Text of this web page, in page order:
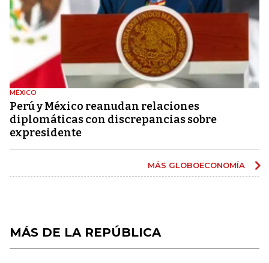
MÉXICO
Perú y México reanudan relaciones
diplomáticas con discrepancias sobre
expresidente
MÁS GLOBOECONOMÍA
MÁS DE LA REPÚBLICA